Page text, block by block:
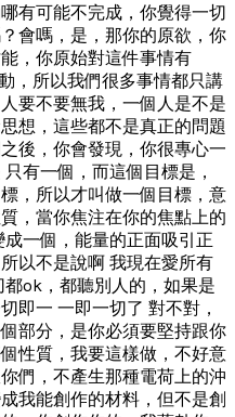
有可能不完成，你覺得一切
會嗎，是，那你的原欲，你
，你原始對這件事情有
，所以我們很多事情都只講
要不要無我，一個人是不是
想，這些都不是真正的問題
後，你會發現，你很專心一
有一個，而這個目標是，
，所以才叫做一個目標，意
，當你焦注在你的焦點上的
一個，能量的正面吸引正
以不是說啊 我現在愛所有
ok，都聽別人的，如果是
即一 一即一切了 對不對，
部分，是你必須要堅持跟你
性質，我要這樣做，不好意
們，不產生那種電荷上的沖
我能創作的材料，但不是創